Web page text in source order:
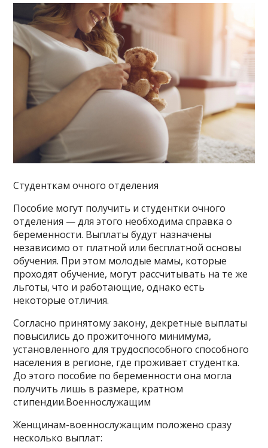
Студенткам очного отделения
Пособие могут получить и студентки очного
отделения — для этого необходима справка о
беременности. Выплаты будут назначены
независимо от платной или бесплатной основы
обучения. При этом молодые мамы, которые
проходят обучение, могут рассчитывать на те же
льготы, что и работающие, однако есть
некоторые отличия.
Согласно принятому закону, декретные выплаты
повысились до прожиточного минимума,
установленного для трудоспособного способного
населения в регионе, где проживает студентка.
До этого пособие по беременности она могла
получить лишь в размере, кратном
стипендии.Военнослужащим
Женщинам-военнослужащим положено сразу
несколько выплат: